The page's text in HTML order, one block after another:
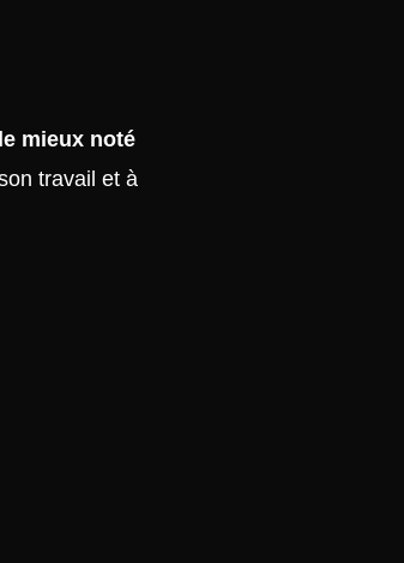
mieux noté
travail et à